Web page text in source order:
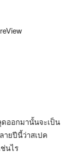
ออกมานั้นจะเป็น
ายปีนี้ว่าสเปค
นไร